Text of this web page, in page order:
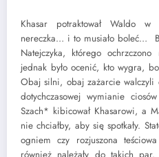
Khasar potraktował Waldo
nereczka… i to musiało boleć…
Natejczyka, którego
jednak było ocenić, kto wygra,
Obaj silni, obaj zażarcie
dotychczasowej wymianie
Szach* kibicował Khasarowi, a
nie chciałby, aby się spotkały.
ogniem czy rozjuszona